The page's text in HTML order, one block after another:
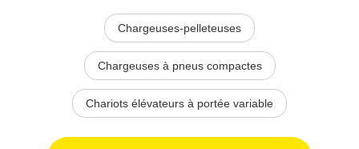
Chargeuses-pelleteuses
Chargeuses à pneus compactes
Chariots élévateurs à portée variable